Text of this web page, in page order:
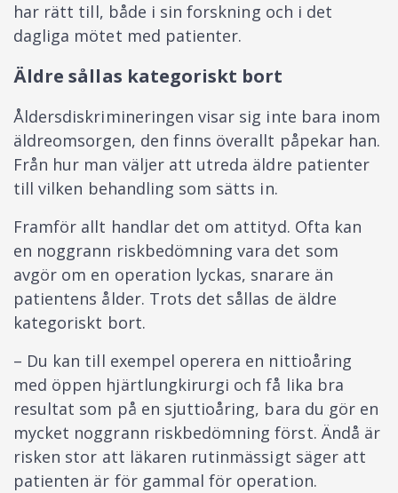
har rätt till, både i sin forskning och i det
dagliga mötet med patienter.
Äldre sållas kategoriskt bort
Åldersdiskrimineringen visar sig inte bara inom
äldreomsorgen, den finns överallt påpekar han.
Från hur man väljer att utreda äldre patienter
till vilken behandling som sätts in.
Framför allt handlar det om attityd. Ofta kan
en noggrann riskbedömning vara det som
avgör om en operation lyckas, snarare än
patientens ålder. Trots det sållas de äldre
kategoriskt bort.
– Du kan till exempel operera en nittio­åring
med öppen hjärtlungkirurgi och få lika bra
resultat som på en sjuttioåring, bara du gör en
mycket noggrann riskbedömning först. Ändå är
risken stor att läkaren rutinmässigt säger att
patienten är för gammal för operation.